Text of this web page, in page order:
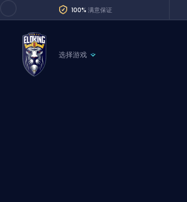
100% 满意保证
选择游戏